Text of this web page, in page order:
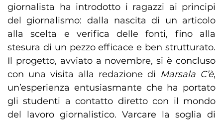
giornalista ha introdotto i ragazzi ai principi
del giornalismo: dalla nascita di un articolo
alla scelta e verifica delle fonti, fino alla
stesura di un pezzo efficace e ben strutturato.
Il progetto, avviato a novembre, si è concluso
con una visita alla redazione di Marsala C’è,
un’esperienza entusiasmante che ha portato
gli studenti a contatto diretto con il mondo
del lavoro giornalistico. Varcare la soglia di